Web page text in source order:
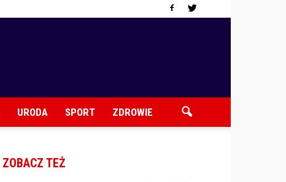
URODA SPORT ZDROWIE
ZOBACZ TEŻ